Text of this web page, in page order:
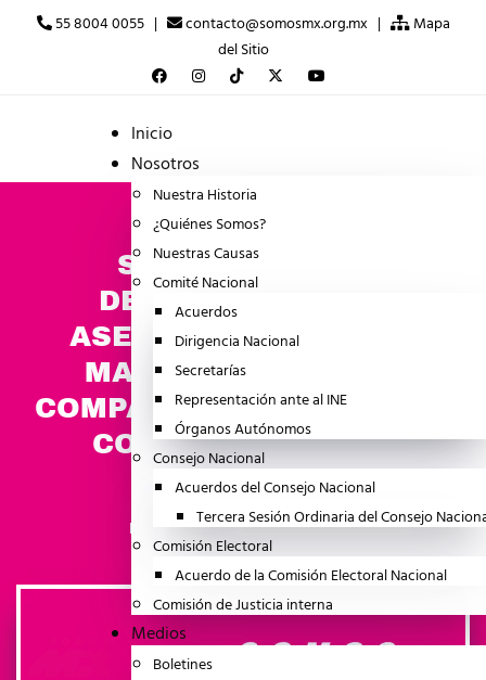
55 8004 0055 | contacto@somosmx.org.mx |
Mapa
del Sitio
Inicio
Nosotros
Nuestra Historia
¿Quiénes Somos?
Nuestras Causas
Comité Nacional
Acuerdos
Dirigencia Nacional
Secretarías
Representación ante al INE
Órganos Autónomos
Consejo Nacional
Acuerdos del Consejo Nacional
Tercera Sesión Ordinaria del Consejo
Comisión Electoral
Acuerdo de la Comisión Electoral Nacional
Comisión de Justicia interna
Medios
Boletines
SOMOS MÉXICO
DENUNCIAMOS EL
ASESINATO DE MIRNA
MACÍAS GONZÁLEZ,
COMPAÑERA NUESTRA EN
COLIMA. EXIGIMOS
JUSTICIA.
BOLETINES julio 23, 2025